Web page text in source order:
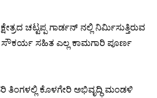
ಚಟ್ಟಪ್ಪ ಗಾರ್ಡನ್ ನಲ್ಲಿ ನಿರ್ಮಿಸುತ್ತಿರುವ
ಸಹಿತ ಎಲ್ಲ ಕಾಮಗಾರಿ ಪೂರ್ಣ
ತಿಂಗಳಲ್ಲಿ ಕೊಳಗೇರಿ ಅಭಿವೃದ್ಧಿ ಮಂಡಳಿ